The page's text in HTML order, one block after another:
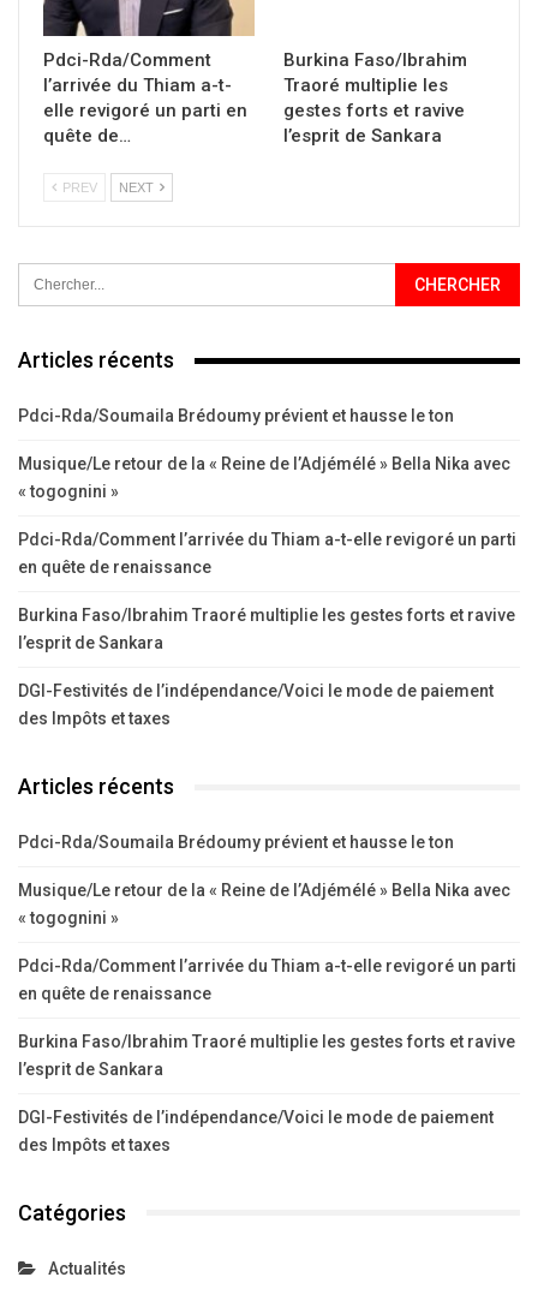
Pdci-Rda/Comment
l’arrivée du Thiam a-t-
elle revigoré un parti en
quête de…
Burkina Faso/Ibrahim
Traoré multiplie les
gestes forts et ravive
l’esprit de Sankara
PREV NEXT
Articles récents
Pdci-Rda/Soumaila Brédoumy prévient et hausse le ton
Musique/Le retour de la « Reine de l’Adjémélé » Bella Nika avec
« togognini »
Pdci-Rda/Comment l’arrivée du Thiam a-t-elle revigoré un parti
en quête de renaissance
Burkina Faso/Ibrahim Traoré multiplie les gestes forts et ravive
l’esprit de Sankara
DGI-Festivités de l’indépendance/Voici le mode de paiement
des Impôts et taxes
Articles récents
Pdci-Rda/Soumaila Brédoumy prévient et hausse le ton
Musique/Le retour de la « Reine de l’Adjémélé » Bella Nika avec
« togognini »
Pdci-Rda/Comment l’arrivée du Thiam a-t-elle revigoré un parti
en quête de renaissance
Burkina Faso/Ibrahim Traoré multiplie les gestes forts et ravive
l’esprit de Sankara
DGI-Festivités de l’indépendance/Voici le mode de paiement
des Impôts et taxes
Catégories
Actualités